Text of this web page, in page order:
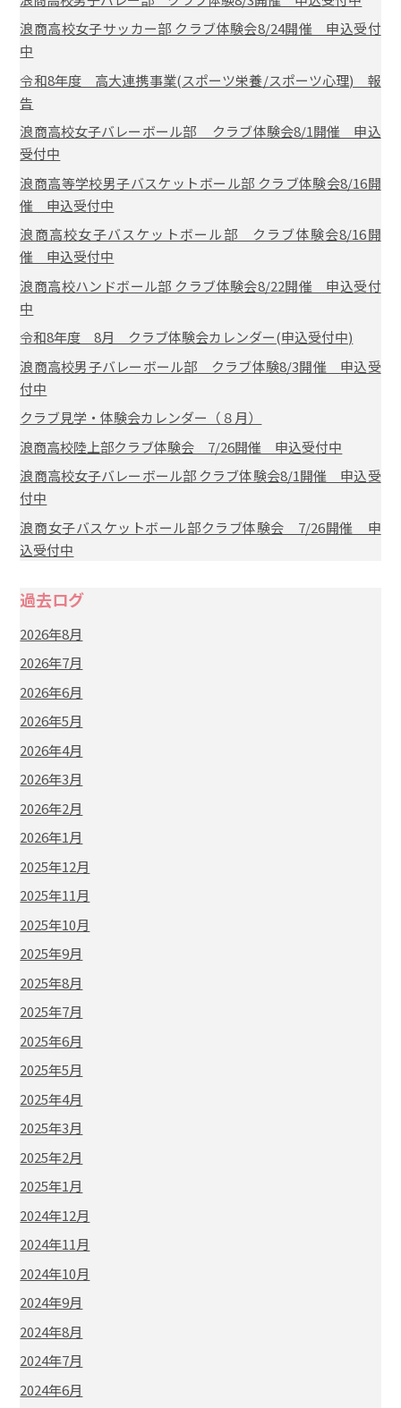
浪商高校女子サッカー部 クラブ体験会8/24開催 申込受付
中
令和8年度 高大連携事業(スポーツ栄養/スポーツ心理) 報
告
浪商高校女子バレーボール部 クラブ体験会8/1開催 申込
受付中
浪商高等学校男子バスケットボール部 クラブ体験会8/16開
催 申込受付中
浪商高校女子バスケットボール部 クラブ体験会8/16開
催 申込受付中
浪商高校ハンドボール部 クラブ体験会8/22開催 申込受付
中
令和8年度 8月 クラブ体験会カレンダー(申込受付中)
浪商高校男子バレーボール部 クラブ体験8/3開催 申込受
付中
クラブ見学・体験会カレンダー（８月）
浪商高校陸上部クラブ体験会 7/26開催 申込受付中
浪商高校女子バレーボール部 クラブ体験会8/1開催 申込受
付中
浪商女子バスケットボール部クラブ体験会 7/26開催 申
込受付中
過去ログ
2026年8月
2026年7月
2026年6月
2026年5月
2026年4月
2026年3月
2026年2月
2026年1月
2025年12月
2025年11月
2025年10月
2025年9月
2025年8月
2025年7月
2025年6月
2025年5月
2025年4月
2025年3月
2025年2月
2025年1月
2024年12月
2024年11月
2024年10月
2024年9月
2024年8月
2024年7月
2024年6月